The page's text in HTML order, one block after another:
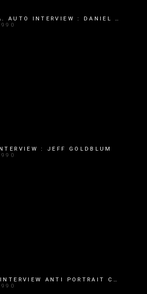
CINÉMA. AUTO INTERVIEW : DANIEL DAY LEWIS
: JEFF GOLDBLUM